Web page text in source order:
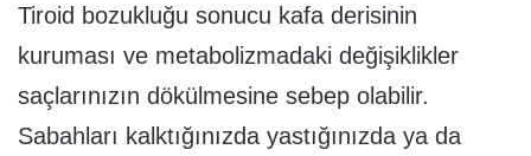
Tiroid bozukluğu sonucu kafa derisinin
kuruması ve metabolizmadaki değişiklikler
saçlarınızın dökülmesine sebep olabilir.
Sabahları kalktığınızda yastığınızda ya da